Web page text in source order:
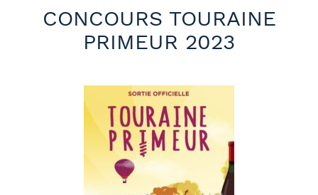
CONCOURS TOURAINE
PRIMEUR 2023